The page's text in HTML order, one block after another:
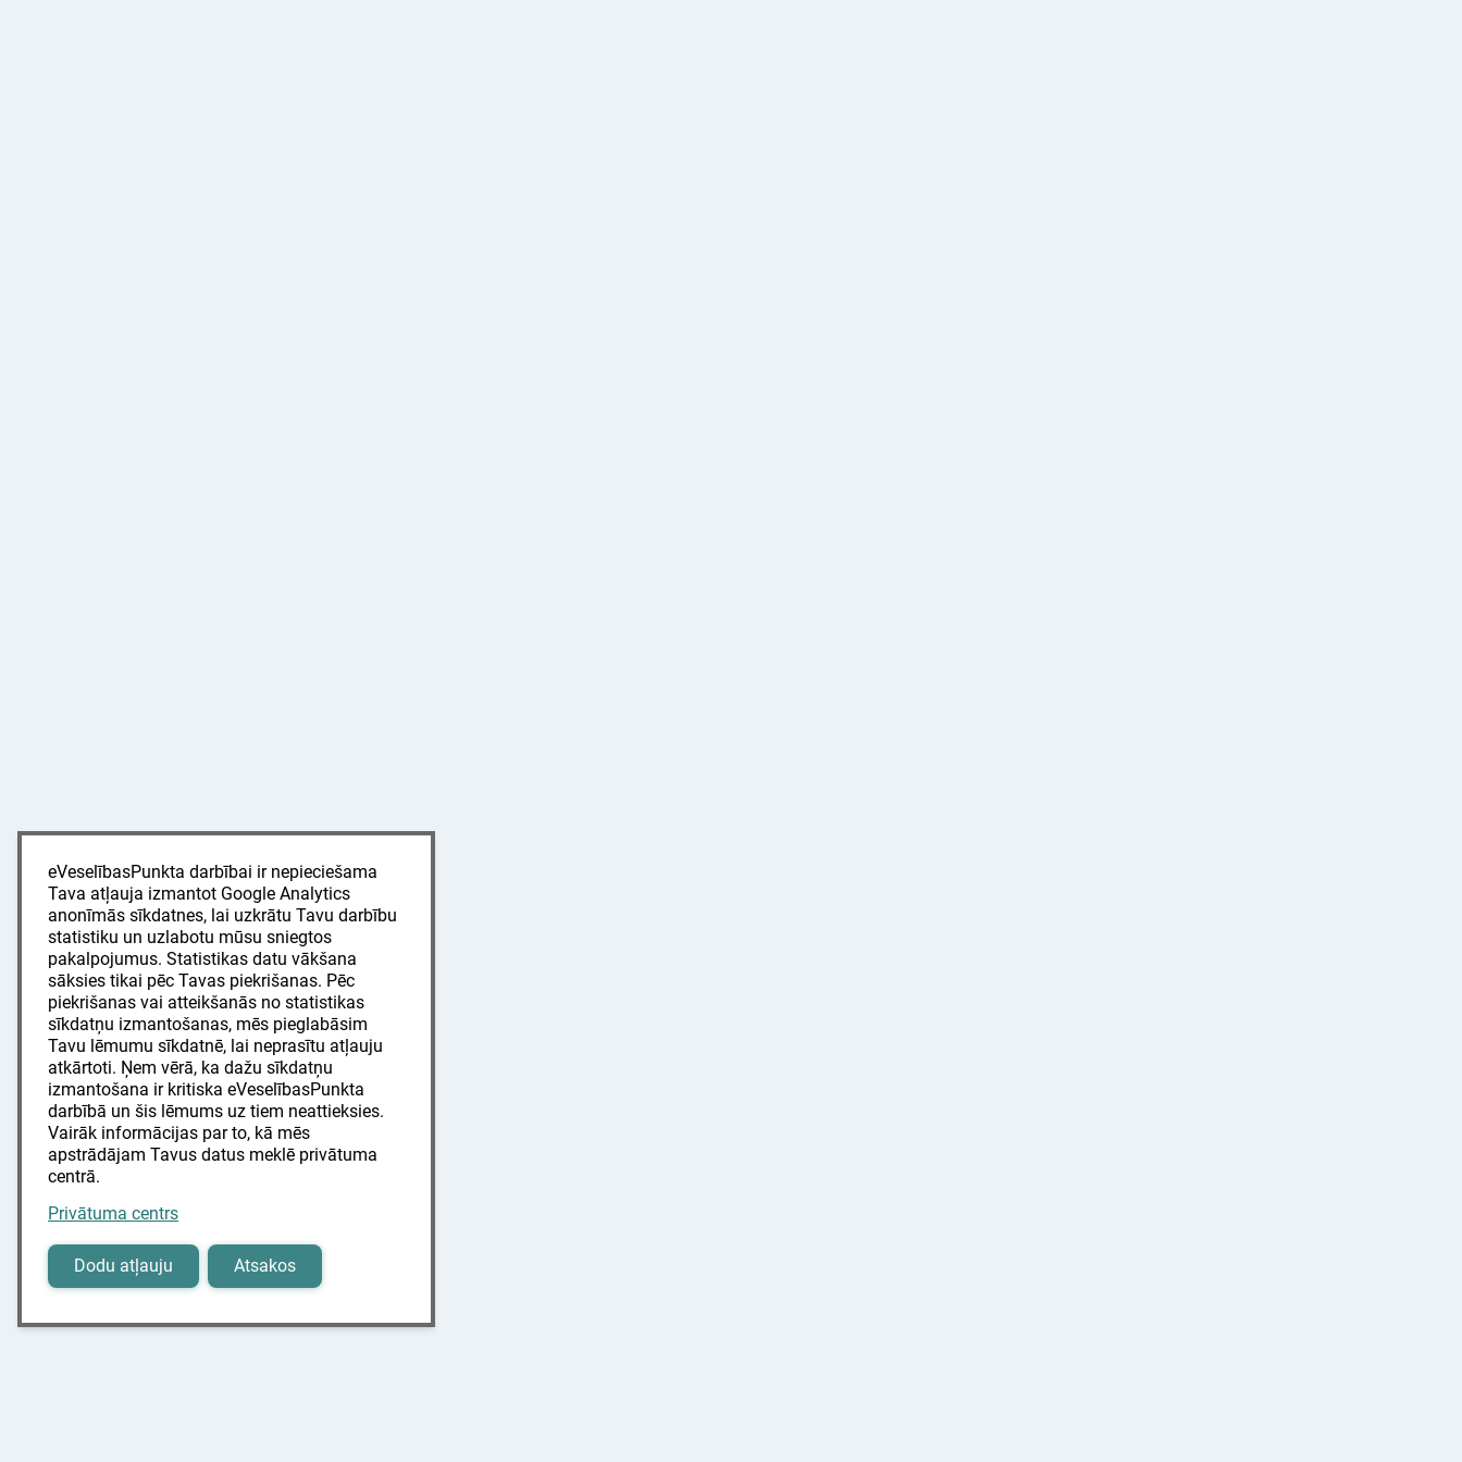
eVeselībasPunkta darbībai ir nepieciešama
Tava atļauja izmantot Google Analytics
anonīmās sīkdatnes, lai uzkrātu Tavu darbību
statistiku un uzlabotu mūsu sniegtos
pakalpojumus. Statistikas datu vākšana
sāksies tikai pēc Tavas piekrišanas. Pēc
piekrišanas vai atteikšanās no statistikas
sīkdatņu izmantošanas, mēs pieglabāsim
Tavu lēmumu sīkdatnē, lai neprasītu atļauju
atkārtoti. Ņem vērā, ka dažu sīkdatņu
izmantošana ir kritiska eVeselībasPunkta
darbībā un šis lēmums uz tiem neattieksies.
Vairāk informācijas par to, kā mēs
apstrādājam Tavus datus meklē privātuma
centrā.
Privātuma centrs
Dodu atļauju Atsakos